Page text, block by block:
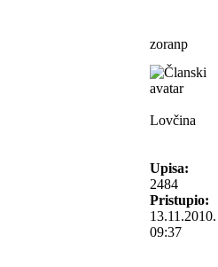
zoranp
Lovčina
Upisa:
2484
Pristupio:
13.11.2010.
09:37